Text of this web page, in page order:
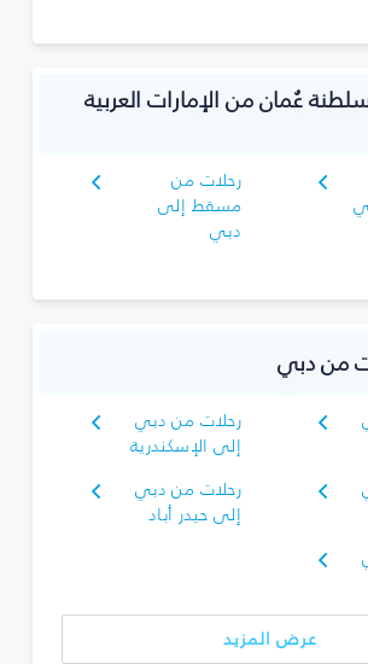
عُمان من الإمارات العربية
رحلات من
مسقط إلى
دبي
من دبي
رحلات من دبي
إلى الإسكندرية
رحلات من دبي
إلى حيدر أباد
عرض المزيد